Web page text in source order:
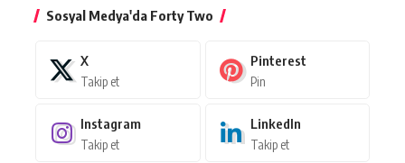
Sosyal Medya'da Forty Two
X
Takip et
Pinterest
Pin
Instagram
Takip et
LinkedIn
Takip et